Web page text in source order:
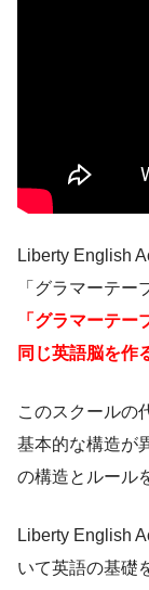
Liberty English
「グラマーテー
「グラマーテ
同じ英語脳を作
このスクールの
基本的な構造が
の構造とルール
Liberty English
いて英語の基礎